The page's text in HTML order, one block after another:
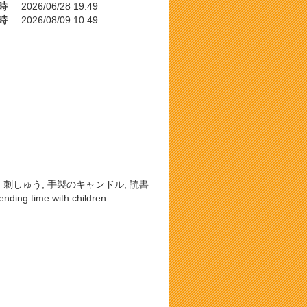
2026/06/28 19:49
2026/08/09 10:49
しゅう, 手製のキャンドル, 読書
time with children